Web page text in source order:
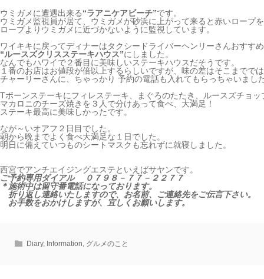
ウミガメに遭遇出来る“ラアニケアビーチ”です。
ウミガメ監視員が居て、ウミガメが砂浜に上がって来ると赤いロープ
ロープよりウミガメに近づかないように監視しています。
ワイキキに戻ってディナーはタクシードライバーヘンリーさんおすす
“ルースズクリスステーキハウス”にしました。
なんでもハワイで２番目に美味しいステーキハウスだそうです。
１番のお店はお値段が倍以上するらしいですが、味の差はそこまでで
チャーリーさんに、ちゃっかり 予約の電話も入れてもらっちゃいまし
Tボーンステーキにフィレステーキ、まぐろのたたき、ルースズチョッ
マカロニのチーズ焼きを３人で分けあって食べ、大満足！
ステーキ最高に美味しかったです。
なが～いオアフ２日目でした。
朝から晩までよく食べ大満足な１日でした。
明日に備えていつものシートマスクも忘れずに就寝しました。
西宮でアンチエイジングエステといえばサヤンです。
ご予約専用ダイアル ０７９８－７７－２２７７
＊施術中は留守番電話になっております。
折り返し連絡いたしますので、お名前、ご連絡先をご伝言下さい。
お手数をおかけしますが、宜しくお願いします。
Diary, Information, グルメのこと